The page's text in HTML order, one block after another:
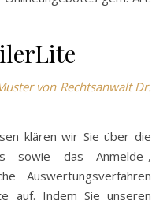
von Rechtsanwalt Dr.
klären wir Sie über die
sowie das Anmelde-,
Auswertungsverfahren
auf. Indem Sie unseren